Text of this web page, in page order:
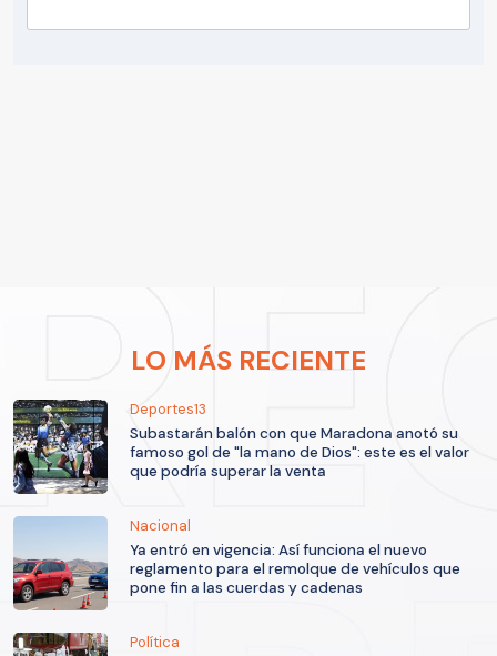
LO MÁS RECIENTE
Deportes13
Subastarán balón con que Maradona anotó su
famoso gol de "la mano de Dios": este es el valor
que podría superar la venta
Nacional
Ya entró en vigencia: Así funciona el nuevo
reglamento para el remolque de vehículos que
pone fin a las cuerdas y cadenas
Política